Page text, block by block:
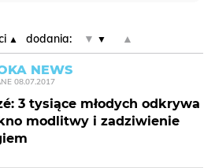
dodania: ▼ ▲
NEWS
08.07.2017
3 tysiące młodych odkrywa
modlitwy i zadziwienie